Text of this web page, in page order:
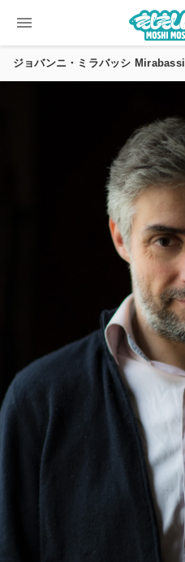
menu
ジョバンニ・ミラバッシ Mirabassi